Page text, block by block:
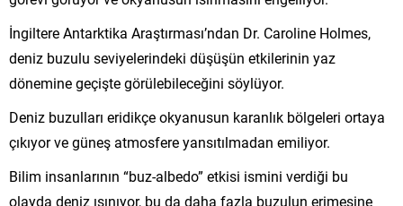
İngiltere Antarktika Araştırması’ndan Dr. Caroline Holmes,
deniz buzulu seviyelerindeki düşüşün etkilerinin yaz
dönemine geçişte görülebileceğini söylüyor.
Deniz buzulları eridikçe okyanusun karanlık bölgeleri ortaya
çıkıyor ve güneş atmosfere yansıtılmadan emiliyor.
Bilim insanlarının “buz-albedo” etkisi ismini verdiği bu
olayda deniz ısınıyor, bu da daha fazla buzulun erimesine